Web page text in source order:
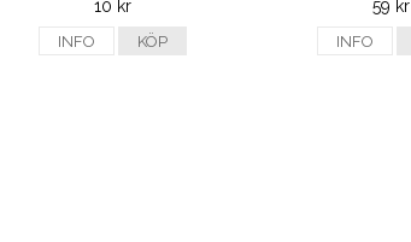
10 kr
INFO KÖP
59 kr
INFO